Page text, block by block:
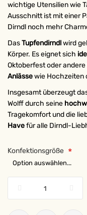
wichtige Utensilien wie
Ausschnitt ist mit einer
Dirndl noch mehr
DasTupfendirndlwird
Körper. Es eignet sich
Oktoberfest oder andere
Anlässewie Hochzeiten
Insgesamt überzeugt
Wolff durch seine
Tragekomfort und die
Havefür alle Dirndl-
Konfektionsgröße